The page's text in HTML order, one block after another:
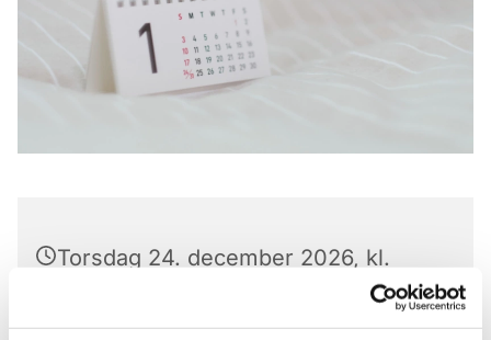
Torsdag 24. december 2026, kl.